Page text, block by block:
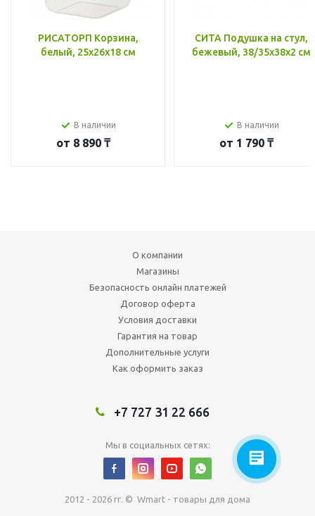
РИСАТОРП Корзина,
белый, 25x26x18 см
В наличии
от 8 890 ₸
СИТА Подушка на стул,
бежевый, 38/35x38x2 см
В наличии
от 1 790 ₸
О компании
Магазины
Безопасность онлайн платежей
Договор оферта
Условия доставки
Гарантия на товар
Дополнительные услуги
Как оформить заказ
+7 727 31 22 666
Мы в социальных сетях:
2012 - 2026 гг. © Wmart - товары для дома